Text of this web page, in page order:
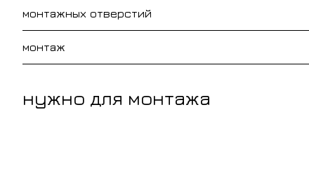
монтажных отверстий
монтаж
нужно для монтажа